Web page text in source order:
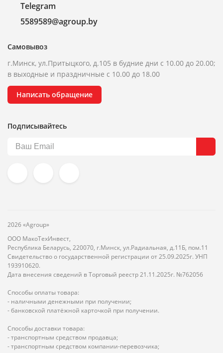
Telegram
5589589@agroup.by
Самовывоз
г.Минск, ул.Притыцкого, д.105 в будние дни с 10.00 до 20.00;
в выходные и праздничные с 10.00 до 18.00
Написать обращение
Подписывайтесь
2026 «Agroup»
ООО МакоТехИнвест,
Республика Беларусь, 220070, г.Минск, ул.Радиальная, д.11Б, пом.11
Свидетельство о государственной регистрации от 25.09.2025г. УНП
193910620.
Дата внесения сведений в Торговый реестр 21.11.2025г. №762056
Способы оплаты товара:
- наличными денежными при получении;
- банковской платёжной карточкой при получении.
Способы доставки товара:
- транспортным средством продавца;
- транспортным средством компании-перевозчика;